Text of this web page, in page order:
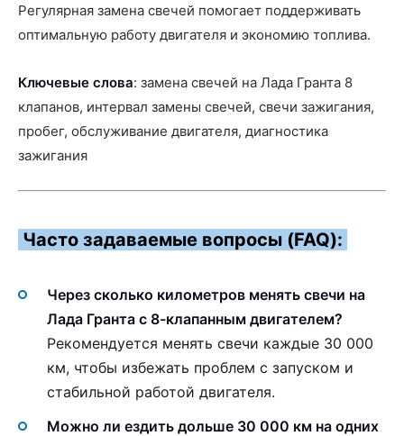
Регулярная замена свечей помогает поддерживать
оптимальную работу двигателя и экономию топлива.
Ключевые слова: замена свечей на Лада Гранта 8
клапанов, интервал замены свечей, свечи зажигания,
пробег, обслуживание двигателя, диагностика
зажигания
Часто задаваемые вопросы (FAQ):
Через сколько километров менять свечи на
Лада Гранта с 8-клапанным двигателем?
Рекомендуется менять свечи каждые 30 000
км, чтобы избежать проблем с запуском и
стабильной работой двигателя.
Можно ли ездить дольше 30 000 км на одних